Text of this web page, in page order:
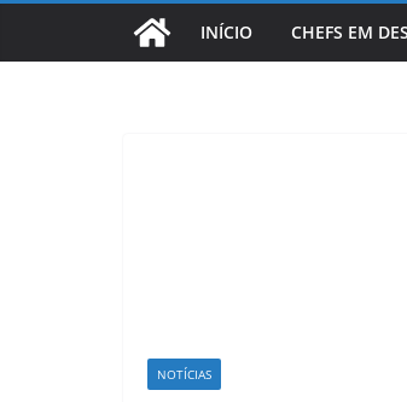
INÍCIO CHEFS EM
NOTÍCIAS